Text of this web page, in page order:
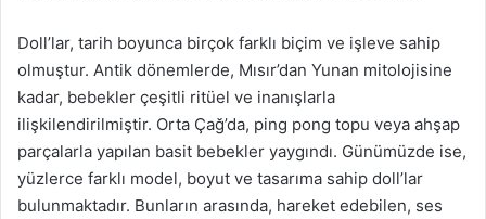
Doll’lar, tarih boyunca birçok farklı biçim ve işleve sahip
olmuştur. Antik dönemlerde, Mısır’dan Yunan mitolojisine
kadar, bebekler çeşitli ritüel ve inanışlarla
ilişkilendirilmiştir. Orta Çağ’da, ping pong topu veya ahşap
parçalarla yapılan basit bebekler yaygındı. Günümüzde ise,
yüzlerce farklı model, boyut ve tasarıma sahip doll’lar
bulunmaktadır. Bunların arasında, hareket edebilen, ses